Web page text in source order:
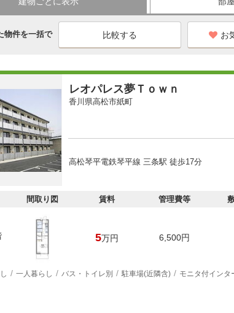
物件を一括で お
レオパレス夢Ｔｏｗｎ
香川県高松市紙町
高松琴平電鉄琴平線 三条駅 徒歩17分
間取り図 賃料 管理費等
5万円 6,500円
一人暮らし バス・トイレ別 駐車場(近隣含) モニタ付インタ